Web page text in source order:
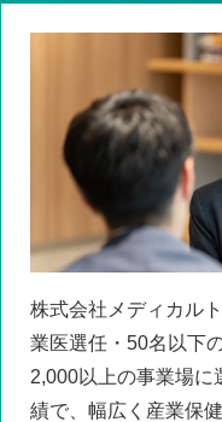
株式会社メディカル
業医選任・50名以下
2,000以上の事業場に
績で、幅広く産業保